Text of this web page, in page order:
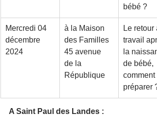
bébé ?
Mercredi 04
décembre
2024
à la Maison
des Familles
45 avenue
de la
République
Le retour
travail
la
de bébé,
comment
préparer
A Saint Paul des Landes :